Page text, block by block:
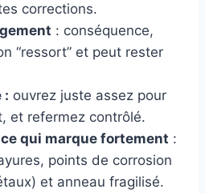
corrections.
: conséquence,
“ressort” et peut rester
: ouvrez juste assez pour
et refermez contrôlé.
qui marque fortement :
points de corrosion
et anneau fragilisé.